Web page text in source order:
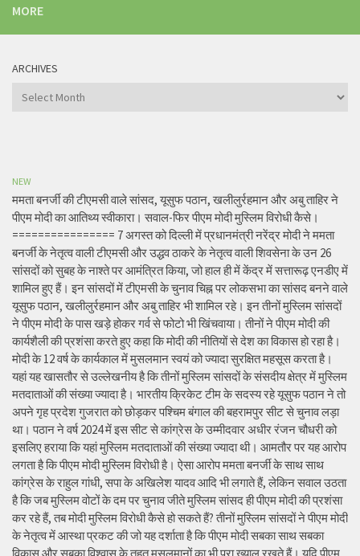
MORE
ARCHIVES
Archives
NEW
ममता बनर्जी की टीएमसी वाले सांसद, यूसुफ पठान, खलीलुर्रहमान और अबु ताहिर ने
पीएम मोदी का आतिथ्य स्वीकारा। सवाल-फिर पीएम मोदी मुस्लिम विरोधी कैसे।
================ 7 अगस्त को दिल्ली में प्रधानमंत्री नरेंद्र मोदी ने ममता
बनर्जी के नेतृत्व वाली टीएमसी और उद्धव ठाकरे के नेतृत्व वाली शिवसेना के उन 26
सांसदों को सुबह के नाश्ते पर आमंत्रित किया, जो हाल ही में केंद्र में सत्तारूढ़ एनडीए में
शामिल हुए हैं। इन सांसदों में टीएमसी के चुनाव चिह्न पर लोकसभा का सांसद बनने वाले
यूसुफ पठान, खलीलुर्रहमान और अबु ताहिर भी शामिल रहे। इन तीनों मुस्लिम सांसदों
ने पीएम मोदी के पास खड़े होकर गर्व से फोटो भी खिंचवाया। तीनों ने पीएम मोदी की
कार्यशैली की प्रशंसा करते हुए कहा कि मोदी की नीतियों से देश का विकास हो रहा है।
मोदी के 12 वर्ष के कार्यकाल में मुसलमान स्वयं को ज्यादा सुरक्षित महसूस करता है।
यहां यह खासतौर से उल्लेखनीय है कि तीनों मुस्लिम सांसदों के संसदीय क्षेत्र में मुस्लिम
मतदाताओं की संख्या ज्यादा है। भारतीय क्रिकेट टीम के सदस्य रहे यूसुफ पठान ने तो
अपने गृह प्रदेश गुजरात को छोड़कर पश्चिम बंगाल की बहरामपुर सीट से चुनाव लड़ा
था। पठान ने वर्ष 2024 में इस सीट से कांग्रेस के उम्मीदवार अधीर रंजन चौधरी को
इसलिए हराया कि यहां मुस्लिम मतदाताओं की संख्या ज्यादा थी। आमतौर पर यह आरोप
लगता है कि पीएम मोदी मुस्लिम विरोधी है। ऐसा आरोप ममता बनर्जी के साथ साथ
कांग्रेस के राहुल गांधी, सपा के अखिलेश यादव आदि भी लगाते हैं, लेकिन सवाल उठता
है कि जब मुस्लिम वोटों के दम पर चुनाव जीते मुस्लिम सांसद ही पीएम मोदी की प्रशंसा
कर रहे हैं, तब मोदी मुस्लिम विरोधी कैसे हो सकते हैं? तीनों मुस्लिम सांसदों ने पीएम मोदी
के नेतृत्व में आस्था प्रकट की जो यह दर्शाता है कि पीएम मोदी सबका साथ सबका